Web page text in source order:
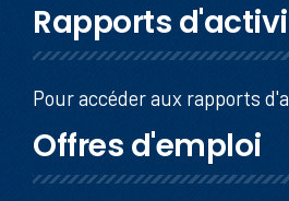
Rapports
Pour accéder aux rapports
Offres d'emploi